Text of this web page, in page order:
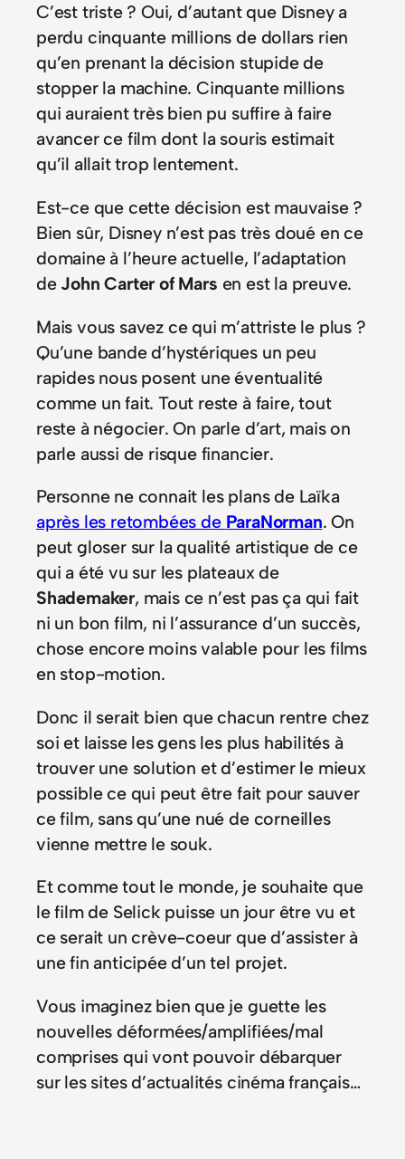
C’est triste ? Oui, d’autant que Disney a
perdu cinquante millions de dollars rien
qu’en prenant la décision stupide de
stopper la machine. Cinquante millions
qui auraient très bien pu suffire à faire
avancer ce film dont la souris estimait
qu’il allait trop lentement.
Est-ce que cette décision est mauvaise ?
Bien sûr, Disney n’est pas très doué en ce
domaine à l’heure actuelle, l’adaptation
de John Carter of Mars en est la preuve.
Mais vous savez ce qui m’attriste le plus ?
Qu’une bande d’hystériques un peu
rapides nous posent une éventualité
comme un fait. Tout reste à faire, tout
reste à négocier. On parle d’art, mais on
parle aussi de risque financier.
Personne ne connait les plans de Laïka
après les retombées de ParaNorman. On
peut gloser sur la qualité artistique de ce
qui a été vu sur les plateaux de
Shademaker, mais ce n’est pas ça qui fait
ni un bon film, ni l’assurance d’un succès,
chose encore moins valable pour les films
en stop-motion.
Donc il serait bien que chacun rentre chez
soi et laisse les gens les plus habilités à
trouver une solution et d’estimer le mieux
possible ce qui peut être fait pour sauver
ce film, sans qu’une nué de corneilles
vienne mettre le souk.
Et comme tout le monde, je souhaite que
le film de Selick puisse un jour être vu et
ce serait un crève-coeur que d’assister à
une fin anticipée d’un tel projet.
Vous imaginez bien que je guette les
nouvelles déformées/amplifiées/mal
comprises qui vont pouvoir débarquer
sur les sites d’actualités cinéma français…